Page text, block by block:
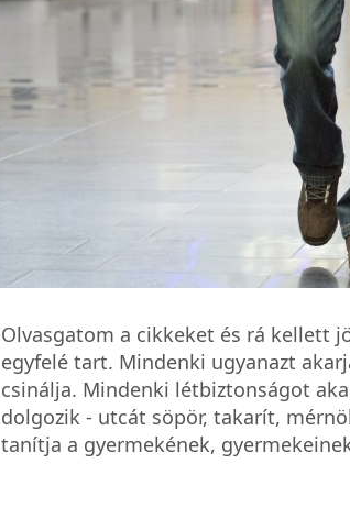
Olvasgatom a cikkeket és rá kellett
egyfelé tart. Mindenki ugyanazt
csinálja. Mindenki létbiztonságot
dolgozik - utcát söpör, takarít,
tanítja a gyermekének,